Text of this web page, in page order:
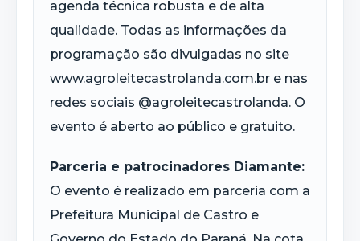
agenda técnica robusta e de alta
qualidade. Todas as informações da
programação são divulgadas no site
www.agroleitecastrolanda.com.br e nas
redes sociais @agroleitecastrolanda. O
evento é aberto ao público e gratuito.
Parceria e patrocinadores Diamante:
O evento é realizado em parceria com a
Prefeitura Municipal de Castro e